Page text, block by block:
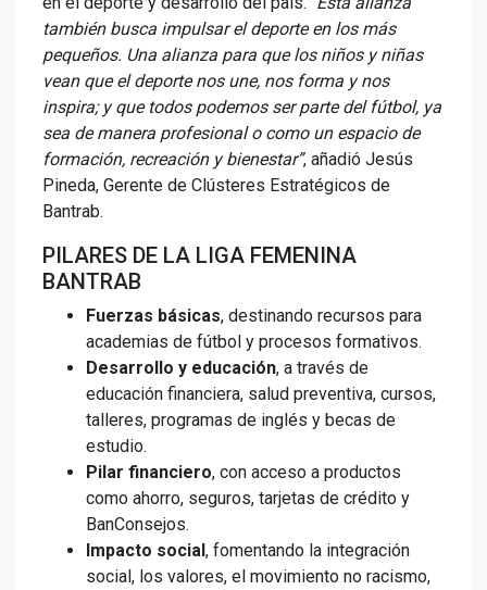
también busca impulsar el deporte en los más
pequeños. Una alianza para que los niños y niñas
vean que el deporte nos une, nos forma y nos
inspira; y que todos podemos ser parte del fútbol, ya
sea de manera profesional o como un espacio de
formación, recreación y bienestar”, añadió Jesús
Pineda, Gerente de Clústeres Estratégicos de
Bantrab.
PILARES DE LA LIGA FEMENINA
BANTRAB
Fuerzas básicas, destinando recursos para
academias de fútbol y procesos formativos.
Desarrollo y educación, a través de
educación financiera, salud preventiva, cursos,
talleres, programas de inglés y becas de
estudio.
Pilar financiero, con acceso a productos
como ahorro, seguros, tarjetas de crédito y
BanConsejos.
Impacto social, fomentando la integración
social, los valores, el movimiento no racismo,